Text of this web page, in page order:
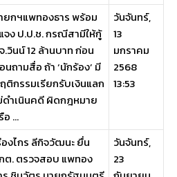
ยกฯแพทองธาร พร้อม
จง ป.ป.ช. กรณีสามีให้กู้
.วินน์ 12 ล้านบาท ก่อน
นถามสื่อ ถ้า ‘นักร้อง’ มี
ติกรรมเรียกรับเงินแลก
ดำเนินคดี ผิดกฎหมาย
อ ...
วันจันทร์,
13
มกราคม
2568
13:53
องไกร ลีกิจวัฒนะ ยื่น
ต. ตรวจสอบ แพทอง
วันจันทร์,
23